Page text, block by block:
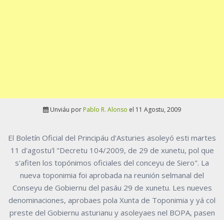
Unviáu por Pablo R. Alonso el 11 Agostu, 2009
El Boletín Oficial del Principáu d'Asturies asoleyó esti martes
11 d'agostu'l "Decretu 104/2009, de 29 de xunetu, pol que
s'afiten los topónimos oficiales del conceyu de Siero". La
nueva toponimia foi aprobada na reunión selmanal del
Conseyu de Gobiernu del pasáu 29 de xunetu. Les nueves
denominaciones, aprobaes pola Xunta de Toponimia y yá col
preste del Gobiernu asturianu y asoleyaes nel BOPA, pasen